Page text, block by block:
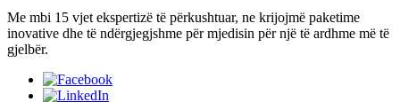
Me mbi 15 vjet ekspertizë të përkushtuar, ne krijojmë paketime
inovative dhe të ndërgjegjshme për mjedisin për një të ardhme më të
gjelbër.